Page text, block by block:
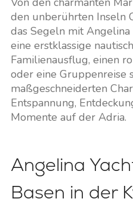
den unberührten Inseln
das Segeln mit Angelina
eine erstklassige
Familienausflug, einen
oder eine Gruppenreise
maßgeschneiderten
Entspannung,
Momente auf der Adria.
Angelina
Basen in der